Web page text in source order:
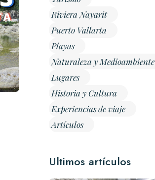
Riviera Nayarit
Puerto Vallarta
Playas
Naturaleza y Medioambiente
Lugares
Historia y Cultura
Experiencias de viaje
Artículos
Ultimos artículos